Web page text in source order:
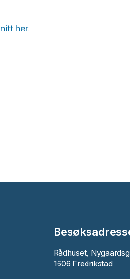
her.
Rådhuset,
1606 Fredrikstad